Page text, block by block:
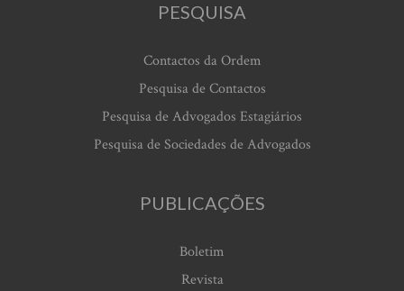
PESQUISA
Contactos da Ordem
Pesquisa de Contactos
Pesquisa de Advogados Estagiários
Pesquisa de Sociedades de Advogados
PUBLICAÇÕES
Boletim
Revista